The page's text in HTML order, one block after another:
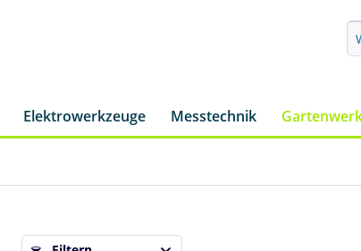
Elektrowerkzeuge Messtechnik